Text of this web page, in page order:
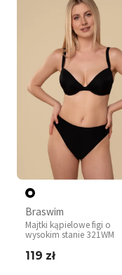
Braswim
Majtki kąpielowe figi o
wysokim stanie 321WM
119 zł